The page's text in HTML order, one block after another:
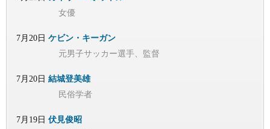
女優
7月20日 ケビン・キーガン
元男子サッカー選手、監督
7月20日 結城登美雄
民俗学者
7月19日 伏見俊昭